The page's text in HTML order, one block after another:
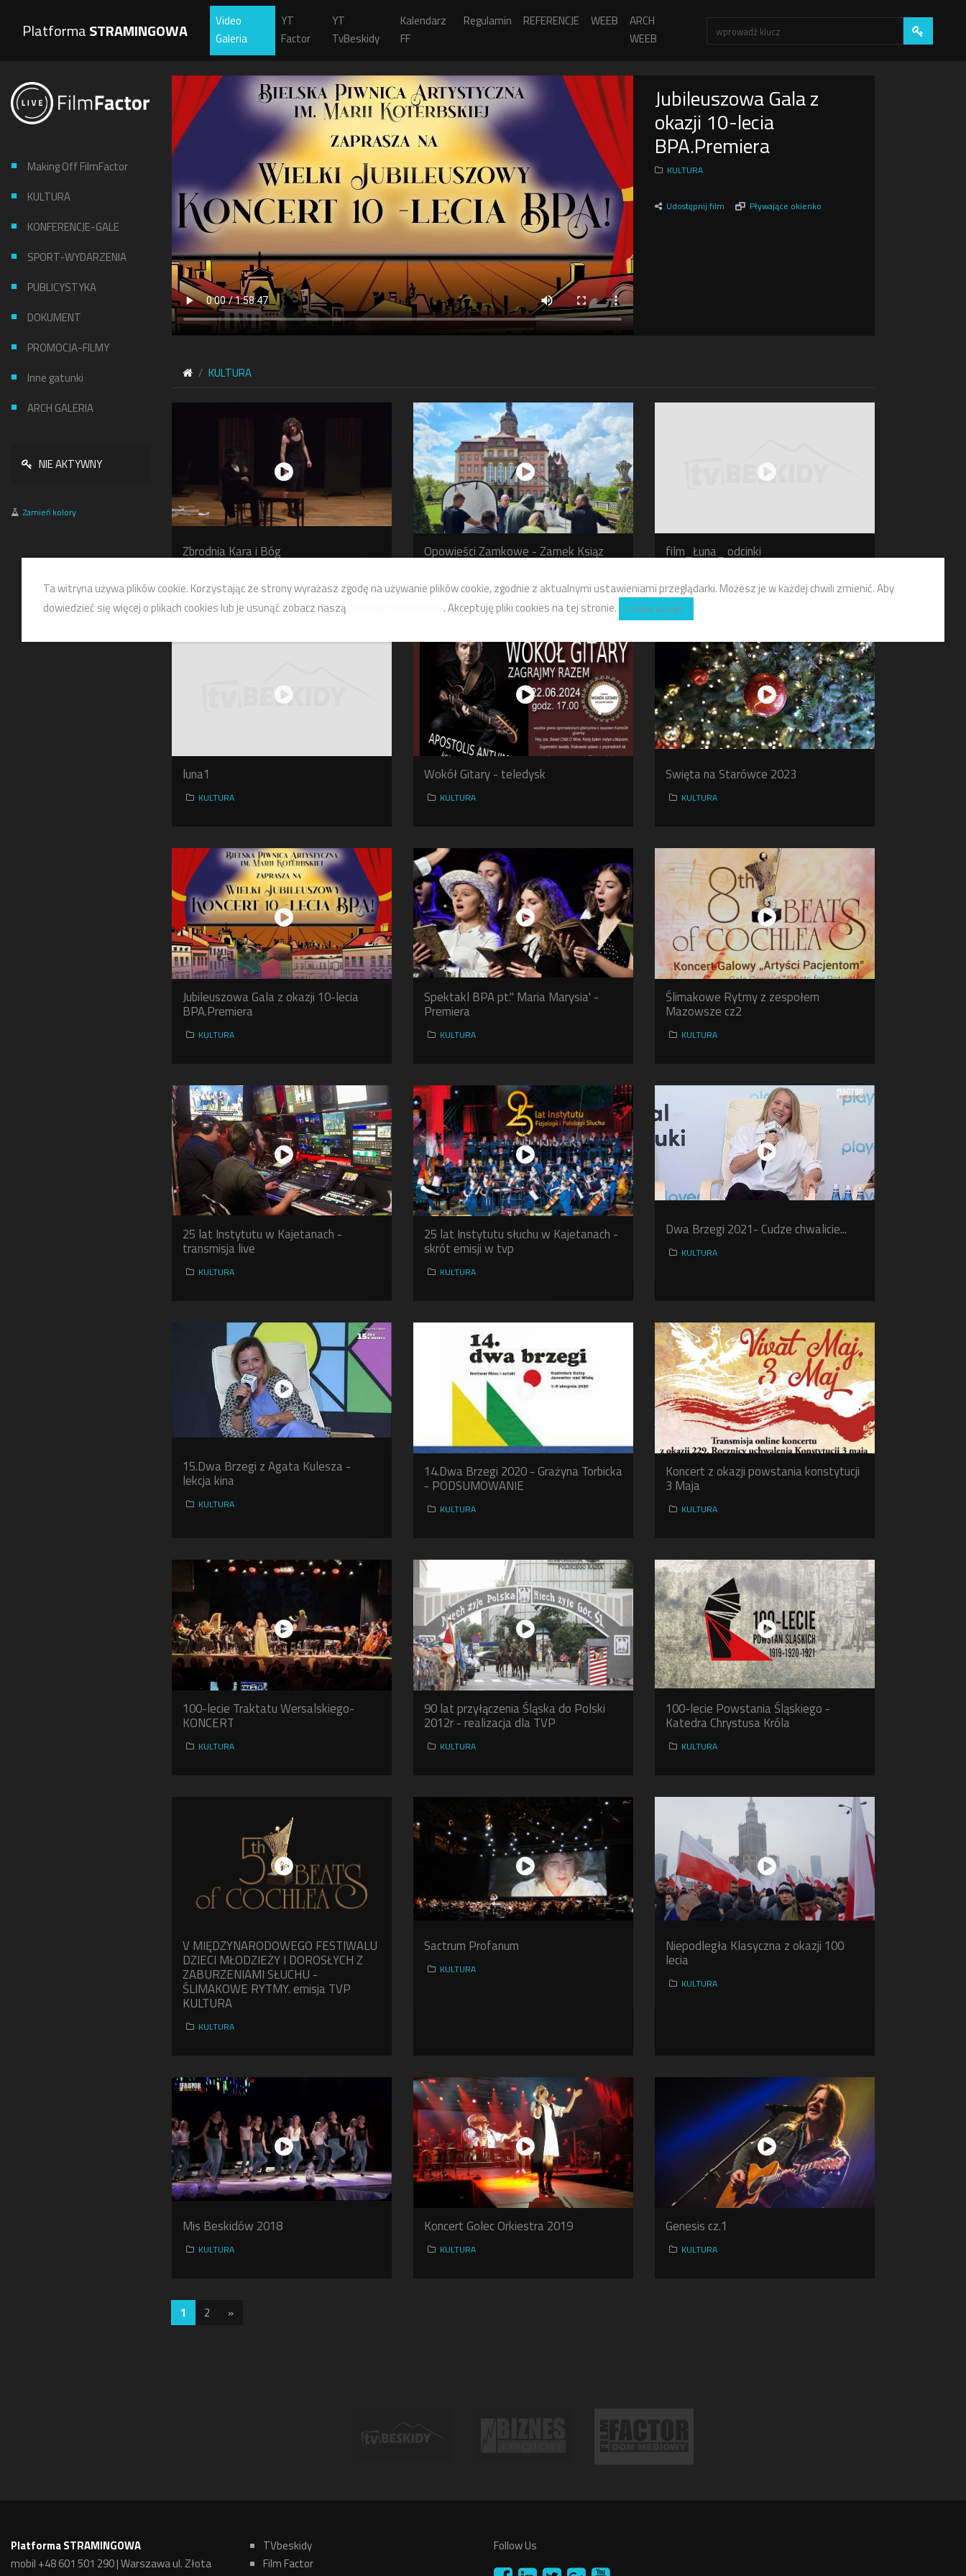
PlatformaSTRAMINGOWA
Video
Galeria
YT
Factor
YT
TvBeskidy
Kalendarz
FF
Regulamin REFERENCJE WEEB
ARCH
WEEB
Making Off FilmFactor
KULTURA
KONFERENCJE-GALE
SPORT-WYDARZENIA
PUBLICYSTYKA
DOKUMENT
PROMOCJA-FILMY
Inne gatunki
ARCH GALERIA
NIE AKTYWNY
Zamień kolory
Jubileuszowa Gala z
okazji 10-lecia
BPA.Premiera
KULTURA
Udostępnij film Pływające okienko
KULTURA
Zbrodnia Kara i Bóg Opowieści Zamkowe - Zamek Ksiąz film_Łuna_ odcinki
luna1
KULTURA
Wokół Gitary - teledysk
KULTURA
Swięta na Starówce 2023
KULTURA
Jubileuszowa Gala z okazji 10-lecia
BPA.Premiera
KULTURA
Spektakl BPA pt." Maria Marysia' -
Premiera
KULTURA
Ślimakowe Rytmy z zespołem
Mazowsze cz2
KULTURA
25 lat Instytutu w Kajetanach -
transmisja live
KULTURA
25 lat Instytutu słuchu w Kajetanach -
skrót emisji w tvp
KULTURA
Dwa Brzegi 2021- Cudze chwalicie...
KULTURA
15.Dwa Brzegi z Agata Kulesza -
lekcja kina
KULTURA
14.Dwa Brzegi 2020 - Grażyna Torbicka
- PODSUMOWANIE
KULTURA
Koncert z okazji powstania konstytucji
3 Maja
KULTURA
100-lecie Traktatu Wersalskiego-
KONCERT
KULTURA
90 lat przyłączenia Śląska do Polski
2012r - realizacja dla TVP
KULTURA
100-lecie Powstania Śląskiego -
Katedra Chrystusa Króla
KULTURA
V MIĘDZYNARODOWEGO FESTIWALU
DZIECI MŁODZIEŻY I DOROSŁYCH Z
ZABURZENIAMI SŁUCHU -
ŚLIMAKOWE RYTMY. emisja TVP
KULTURA
KULTURA
Sactrum Profanum
KULTURA
Niepodległa Klasyczna z okazji 100
lecia
KULTURA
Mis Beskidów 2018
KULTURA
Koncert Golec Orkiestra 2019
KULTURA
Genesis cz.1
KULTURA
1 2 »
Platforma STRAMINGOWA
mobil +48 601 501 290 | Warszawa ul. Złota
TVbeskidy
Film Factor
Follow Us
Ta witryna używa plików cookie. Korzystając ze strony wyrażasz zgodę na używanie plików cookie, zgodnie z aktualnymi ustawieniami przeglądarki. Możesz je w każdej chwili zmienić. Aby
dowiedzieć się więcej o plikach cookies lub je usunąć zobacz naszą
. Akceptuję pliki cookies na tej stronie. cookie accept.